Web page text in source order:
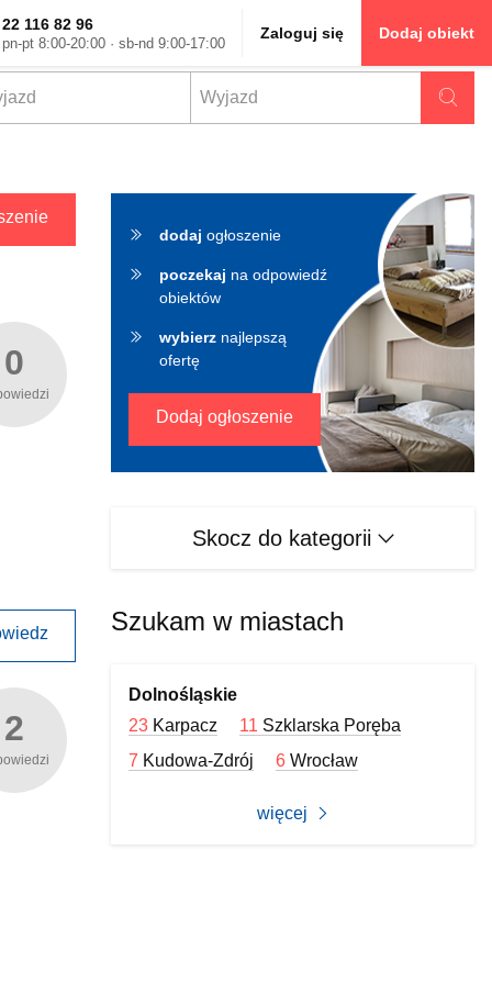
22 116 82 96
pn-pt 8:00-20:00 · sb-nd 9:00-17:00
Zaloguj się Dodaj obiekt
0
2
dodaj ogłoszenie
poczekaj na odpowiedź
obiektów
wybierz najlepszą
ofertę
Dodaj ogłoszenie
Skocz do kategorii
Szukam w miastach
Dolnośląskie
23 Karpacz 11 Szklarska Poręba
7 Kudowa-Zdrój 6Wrocław
więcej